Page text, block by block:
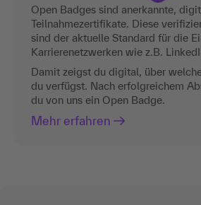
Open Badges sind anerkannte,
Teilnahmezertifikate. Diese
sind der aktuelle Standard für die
Karrierenetzwerken wie z.B.
Damit zeigst du digital, über
du verfügst. Nach erfolgreichem
du von uns ein Open Badge.
Mehr erfahren